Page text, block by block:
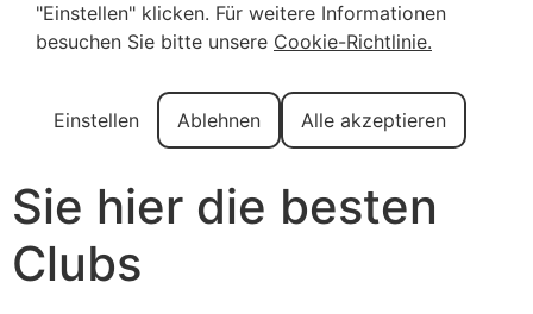
Haben Sie Lust auf
eine Runde Golf auf
Mallorca? Entdecken
Sie hier die besten
Clubs
"Einstellen" klicken. Für weitere Informationen
besuchen Sie bitte unsere Cookie-Richtlinie.
Einstellen Ablehnen Alle akzeptieren